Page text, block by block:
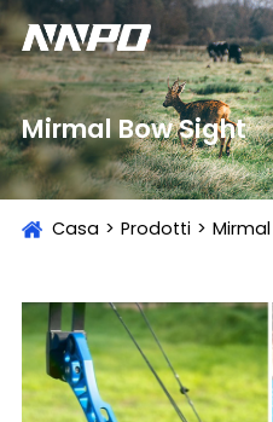
Mirmal Bow Sight
Casa > Prodotti >